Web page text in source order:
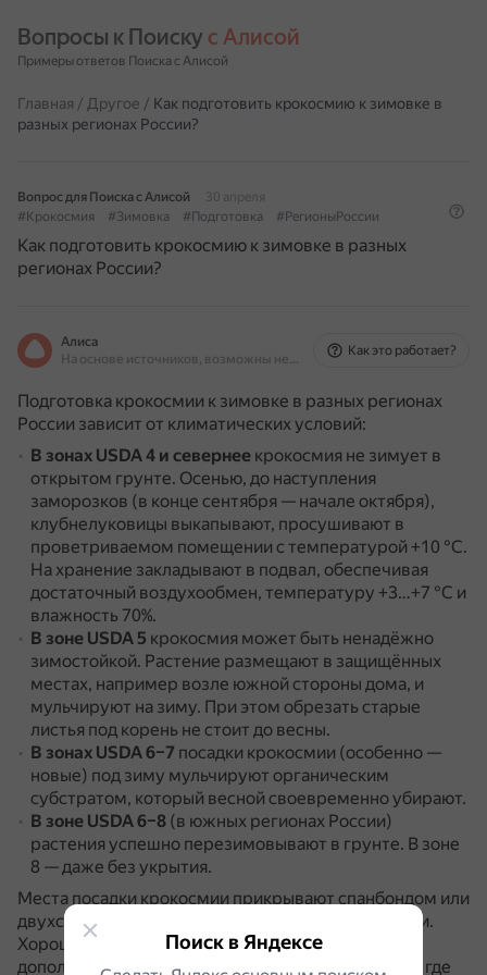
Вопросы к Поиску с Алисой
Примеры ответов Поиска с Алисой
Главная / Другое / Как подготовить крокосмию к зимовке в
разных регионах России?
Вопрос для Поиска с Алисой
30 апреля
#Крокосмия
#Зимовка #Подготовка #РегионыРоссии
Как подготовить крокосмию к зимовке в разных
регионах России?
Алиса
На основе источников, возможны неточности
Как это работает?
Подготовка крокосмии к зимовке в разных регионах
России зависит от климатических условий:
В зонах USDA 4 и севернее крокосмия не зимует в
открытом грунте. Осенью, до наступления
заморозков (в конце сентября — начале октября),
клубнелуковицы выкапывают, просушивают в
проветриваемом помещении с температурой +10 °C.
На хранение закладывают в подвал, обеспечивая
достаточный воздухообмен, температуру +3…+7 °C и
влажность 70%.
В зоне USDA 5 крокосмия может быть ненадёжно
зимостойкой. Растение размещают в защищённых
местах, например возле южной стороны дома, и
мульчируют на зиму. При этом обрезать старые
листья под корень не стоит до весны.
В зонах USDA 6–7 посадки крокосмии (особенно —
новые) под зиму мульчируют органическим
субстратом, который весной своевременно убирают.
В зоне USDA 6–8 (в южных регионах России)
растения успешно перезимовывают в грунте. В зоне
8 — даже без укрытия.
Места посадки крокосмии прикрывают спанбондом или
двухслойным лутрасилом, закрепив края камнями.
Хорошо, если зимой клумбы с крокосмией
дополнительно укрыты ещё и снегом (в регионах, где
Поиск в Яндексе